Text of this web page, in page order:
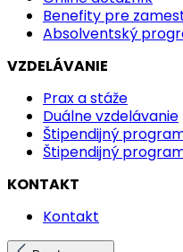
Benefity pre
Absolventský
VZDELÁVANIE
Prax a stáže
Duálne vzdelávanie
Štipendijný
Štipendijný
KONTAKT
Kontakt